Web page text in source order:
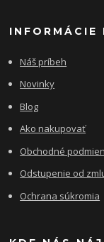
INFORMÁCIE
Náš príbeh
Novinky
Blog
Ako nakupovať
Obchodné
Odstupenie od
Ochrana súkromia